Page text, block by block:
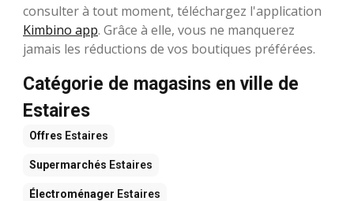
consulter à tout moment, téléchargez l'application
Kimbino app. Grâce à elle, vous ne manquerez
jamais les réductions de vos boutiques préférées.
Catégorie de magasins en ville de
Estaires
Offres Estaires
Supermarchés Estaires
Électroménager Estaires